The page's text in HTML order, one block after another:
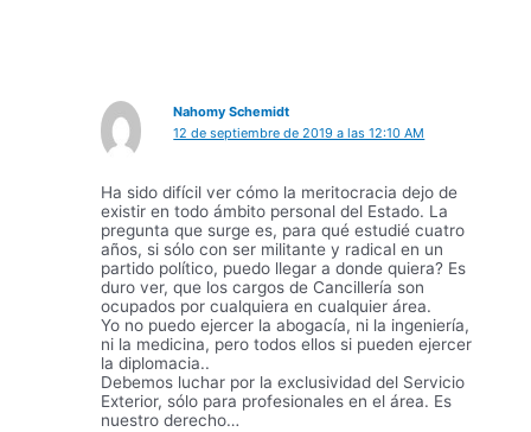
Nahomy Schemidt
12 de septiembre de 2019 a las 12:10 AM
Ha sido difícil ver cómo la meritocracia dejo de
existir en todo ámbito personal del Estado. La
pregunta que surge es, para qué estudié cuatro
años, si sólo con ser militante y radical en un
partido político, puedo llegar a donde quiera? Es
duro ver, que los cargos de Cancillería son
ocupados por cualquiera en cualquier área.
Yo no puedo ejercer la abogacía, ni la ingeniería,
ni la medicina, pero todos ellos si pueden ejercer
la diplomacia..
Debemos luchar por la exclusividad del Servicio
Exterior, sólo para profesionales en el área. Es
nuestro derecho…